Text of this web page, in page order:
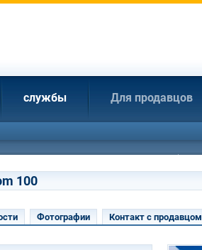
службы Для продавцов
100
Фотографии Контакт с продавцом